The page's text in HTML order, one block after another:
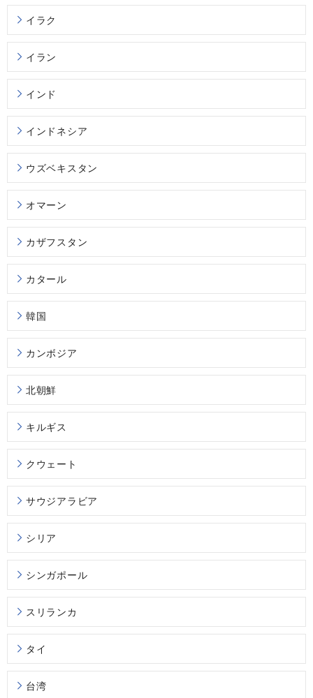
イラク
イラン
インド
インドネシア
ウズベキスタン
オマーン
カザフスタン
カタール
韓国
カンボジア
北朝鮮
キルギス
クウェート
サウジアラビア
シリア
シンガポール
スリランカ
タイ
台湾